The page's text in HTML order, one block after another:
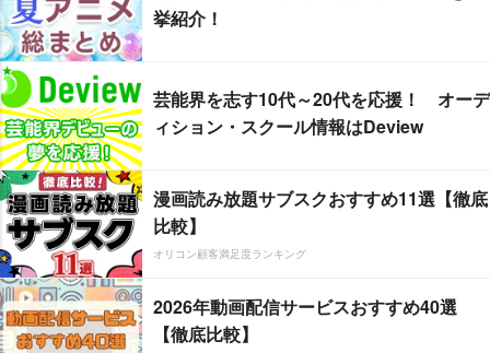
挙紹介！
芸能界を志す10代～20代を応援！ オーデ
ィション・スクール情報はDeview
漫画読み放題サブスクおすすめ11選【徹底
比較】
オリコン顧客満足度ランキング
2026年動画配信サービスおすすめ40選
【徹底比較】